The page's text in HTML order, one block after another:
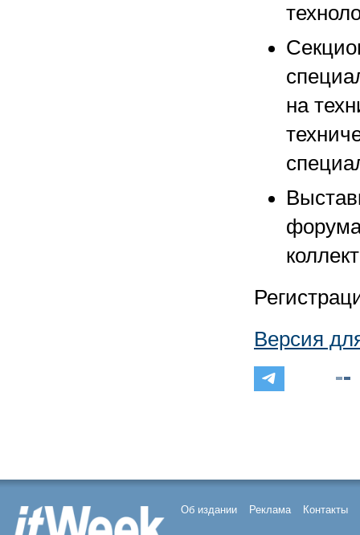
на
форума
Версия
Об издании Реклама Контакты